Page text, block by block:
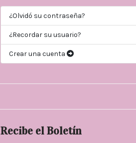
¿Olvidó su contraseña?
¿Recordar su usuario?
Crear una cuenta
Recibe el Boletín